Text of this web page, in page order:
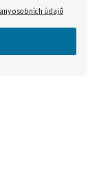
osobních údajů